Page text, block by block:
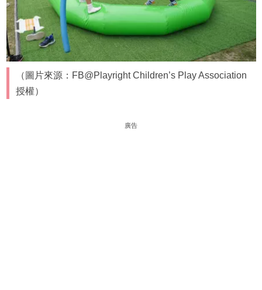
（圖片來源：FB@Playright Children’s Play Association
授權）
廣告